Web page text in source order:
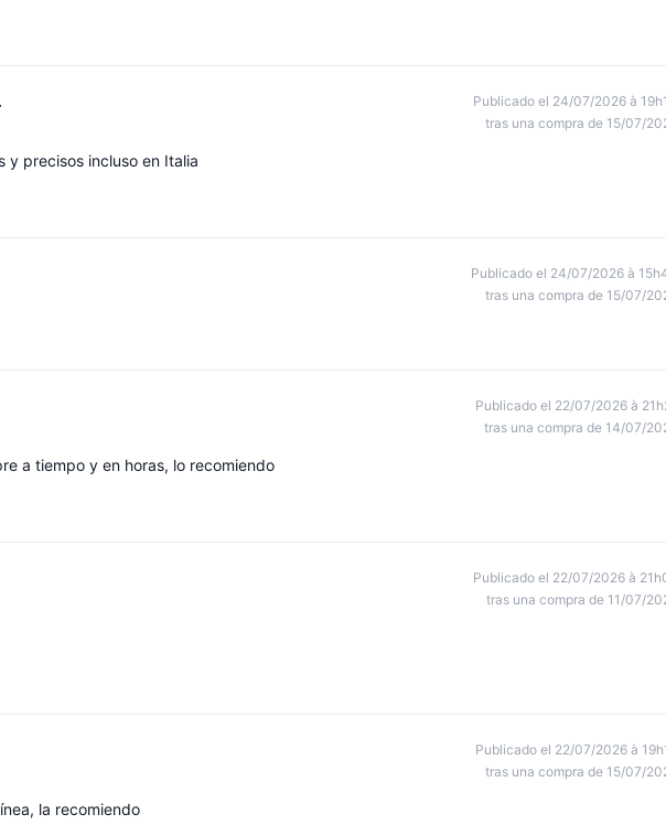
Publicado el 24/07/2026 à
tras una compra de 15/07/
y precisos incluso en Italia
Publicado el 24/07/2026 à
tras una compra de 15/07/
Publicado el 22/07/2026 à
tras una compra de 14/07/
a tiempo y en horas, lo recomiendo
Publicado el 22/07/2026 à
tras una compra de 11/07/
Publicado el 22/07/2026 à
tras una compra de 15/07/
la recomiendo